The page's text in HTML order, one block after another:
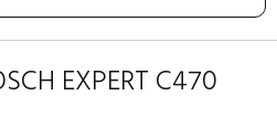
EXPERT C470